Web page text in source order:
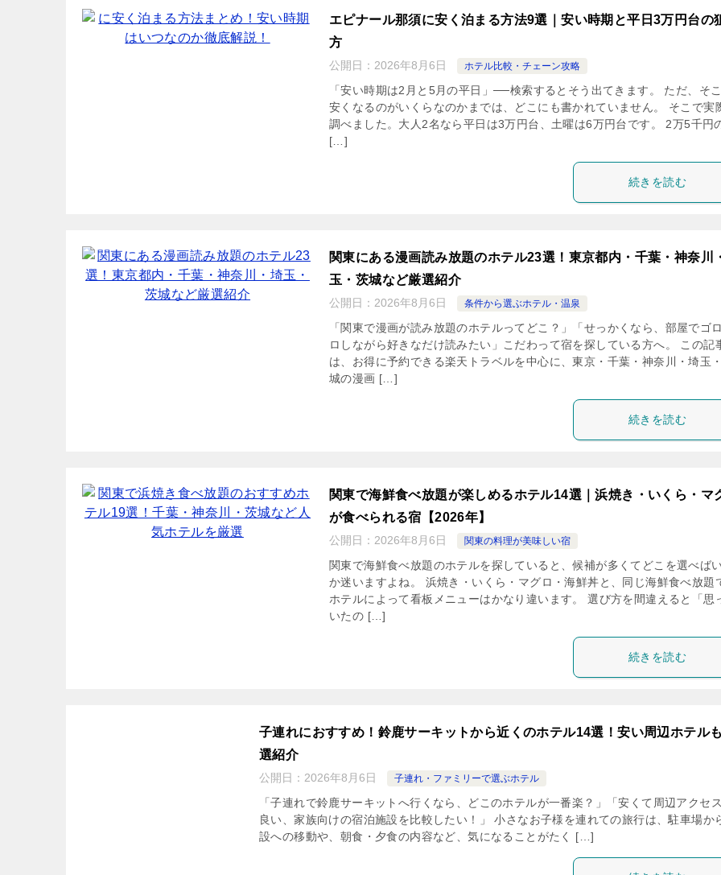
エピナール那須に安く泊まる方法9選｜安い時期と平日3万円台の
方
公開日： 2026年8月6日 ホテル比較・チェーン攻略
「安い時期は2月と5月の平日」──検索するとそう出てきます。 ただ、そ
安くなるのがいくらなのかまでは、どこにも書かれていません。 そこで実
調べました。大人2名なら平日は3万円台、土曜は6万円台です。 2万5千円
[…]
続きを読む
関東にある漫画読み放題のホテル23選！東京都内・千葉・神奈川
玉・茨城など厳選紹介
公開日： 2026年8月6日 条件から選ぶホテル・温泉
「関東で漫画が読み放題のホテルってどこ？」「せっかくなら、部屋でゴ
ロしながら好きなだけ読みたい」こだわって宿を探している方へ。 この記
は、お得に予約できる楽天トラベルを中心に、東京・千葉・神奈川・埼玉
城の漫画 […]
続きを読む
関東で海鮮食べ放題が楽しめるホテル14選｜浜焼き・いくら・マ
が食べられる宿【2026年】
公開日： 2026年8月6日 関東の料理が美味しい宿
関東で海鮮食べ放題のホテルを探していると、候補が多くてどこを選べば
か迷いますよね。 浜焼き・いくら・マグロ・海鮮丼と、同じ海鮮食べ放題
ホテルによって看板メニューはかなり違います。 選び方を間違えると「思
いたの […]
続きを読む
子連れにおすすめ！鈴鹿サーキットから近くのホテル14選！安い周辺ホテル
選紹介
公開日： 2026年8月6日 子連れ・ファミリーで選ぶホテル
「子連れで鈴鹿サーキットへ行くなら、どこのホテルが一番楽？」「安くて周辺アクセ
良い、家族向けの宿泊施設を比較したい！」 小さなお子様を連れての旅行は、駐車場か
設への移動や、朝食・夕食の内容など、気になることがたく […]